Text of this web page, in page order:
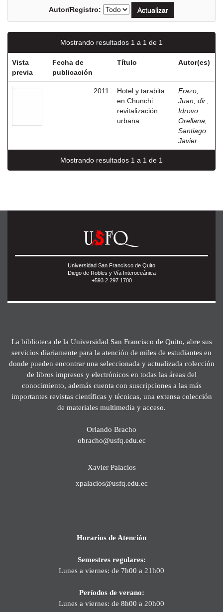
Autor/Registro:
Mostrando resultados 1 a 1 de 1
Vista
previa
Fecha de
publicación
Título Autor(es)
2011
Hotel y tarabita
en Chunchi :
revitalización
urbana.
Erazo,
Juan, dir. ;
Idrovo
Orellana,
Santiago
Javier
Mostrando resultados 1 a 1 de 1
Universidad San Francisco de Quito
Diego de Robles y Vía Interoceánica
+593 2 297 1700
La biblioteca de la Universidad San Francisco de Quito, abre sus
servicios diariamente para la atención de miles de estudiantes en
donde pueden encontrar una seleccionada y actualizada colección
de libros impresos y electrónicos en todas las áreas del
conocimiento, además cuenta con suscripciones a las más
importantes revistas científicas y técnicas, una extensa colección
de materiales multimedia y acceso.
Orlando Bracho
obracho@usfq.edu.ec
Xavier Palacios
xpalacios@usfq.edu.ec
Horarios de Atención
Semestres regulares:
Lunes a viernes: de 7h00 a 21h00
Períodos de verano:
Lunes a viernes: de 8h00 a 20h00